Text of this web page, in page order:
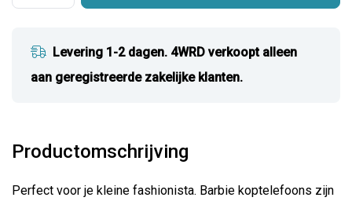
Levering 1-2 dagen. 4WRD verkoopt alleen
aan geregistreerde zakelijke klanten.
Productomschrijving
Perfect voor je kleine fashionista. Barbie koptelefoons zijn